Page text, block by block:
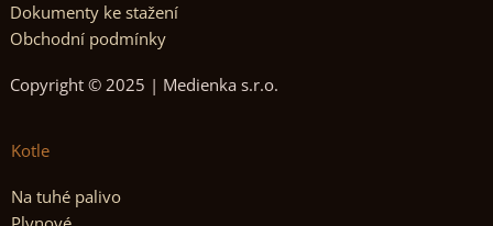
Dokumenty ke stažení
Obchodní podmínky
Copyright © 2025 | Medienka s.r.o.
Kotle
Na tuhé palivo